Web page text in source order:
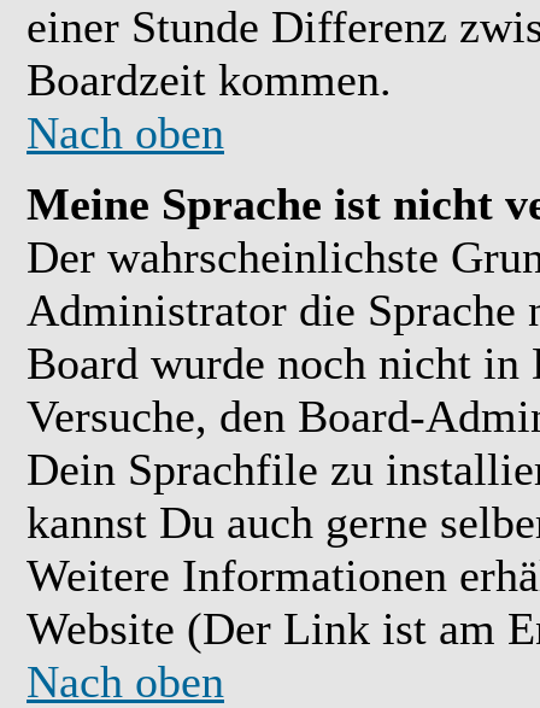
einer Stunde Differenz
Boardzeit kommen.
Nach oben
Meine Sprache ist nicht
Der wahrscheinlichste
Administrator die Sprache
Board wurde noch nicht in
Versuche, den Board-
Dein Sprachfile zu
kannst Du auch gerne
Weitere Informationen
Website (Der Link ist am
Nach oben